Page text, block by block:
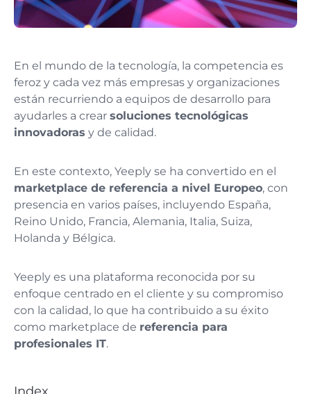
En el mundo de la tecnología, la competencia es
feroz y cada vez más empresas y organizaciones
están recurriendo a equipos de desarrollo para
ayudarles a crear soluciones tecnológicas
innovadoras y de calidad.
En este contexto, Yeeply se ha convertido en el
marketplace de referencia a nivel Europeo, con
presencia en varios países, incluyendo España,
Reino Unido, Francia, Alemania, Italia, Suiza,
Holanda y Bélgica.
Yeeply es una plataforma reconocida por su
enfoque centrado en el cliente y su compromiso
con la calidad, lo que ha contribuido a su éxito
como marketplace de referencia para
profesionales IT.